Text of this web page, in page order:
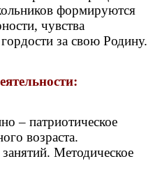
формируются
чувства
за свою Родину.
– патриотическое
возраста.
Методическое